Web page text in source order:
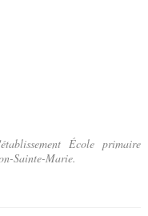
École primaire
Sainte-Marie.